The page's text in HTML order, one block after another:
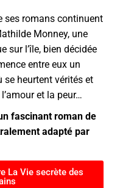
ses romans continuent
Monney, une
sur l’île, bien décidée
entre eux un
se heurtent vérités et
et la peur…
fascinant roman de
adapté par
La Vie secrète des